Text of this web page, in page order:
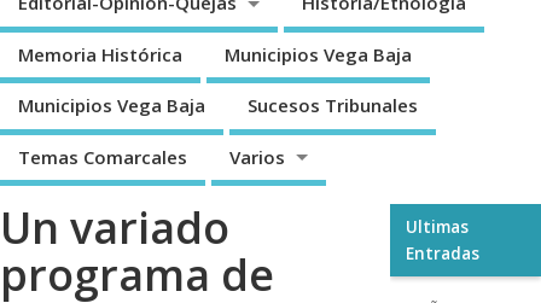
Memoria Histórica Municipios Vega Baja
Municipios Vega Baja Sucesos Tribunales
Temas Comarcales Varios
Un variado
programa de
Ultimas
Entradas